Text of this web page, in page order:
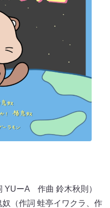
YUーA 作曲 鈴木秋則）
（作詞 蛙亭イワクラ、作